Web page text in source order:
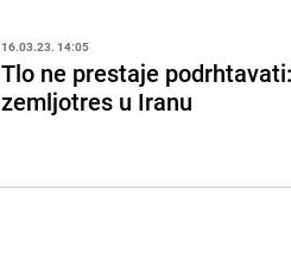
16.03.23. 14:05
Tlo ne prestaje
zemljotres u Iranu